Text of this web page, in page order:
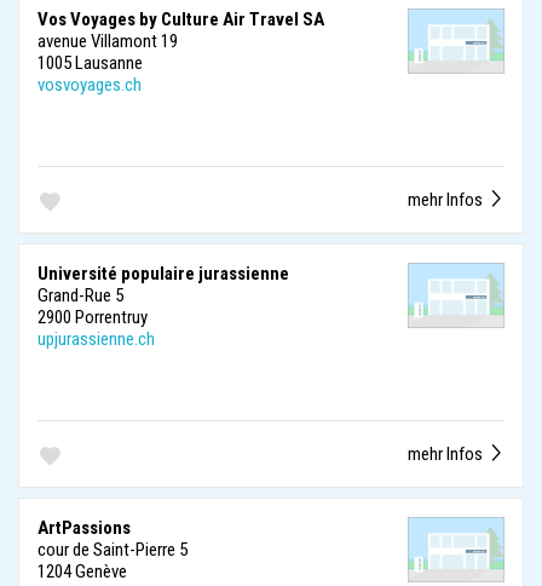
Vos Voyages by Culture Air Travel SA
avenue Villamont 19
1005 Lausanne
vosvoyages.ch
mehr Infos
Université populaire jurassienne
Grand-Rue 5
2900 Porrentruy
upjurassienne.ch
mehr Infos
ArtPassions
cour de Saint-Pierre 5
1204 Genève